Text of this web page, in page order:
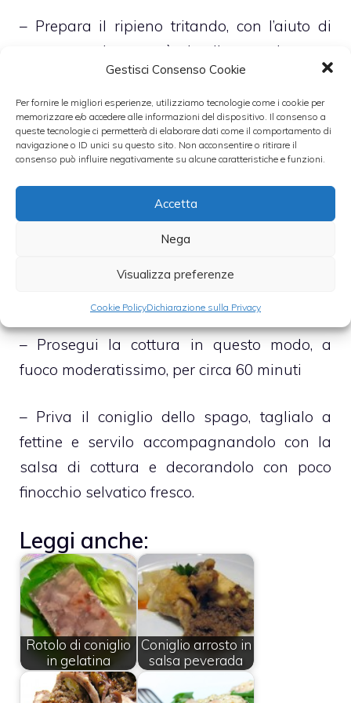
Gestisci Consenso Cookie
Per fornire le migliori esperienze, utilizziamo tecnologie come i cookie per
memorizzare e/o accedere alle informazioni del dispositivo. Il consenso a
queste tecnologie ci permetterà di elaborare dati come il comportamento di
navigazione o ID unici su questo sito. Non acconsentire o ritirare il
consenso può influire negativamente su alcune caratteristiche e funzioni.
Accetta
Nega
Visualizza preferenze
Cookie PolicyDichiarazione sulla Privacy
– Prepara il ripieno tritando, con l’aiuto di
una mezzaluna così che il tutto rimanga
granuloso e percepibile alla masticazione, la
pancetta, il fegato, lo spicchio d’aglio ed il
finocchio
abbondante spago alimentare
– Poni il coniglio sul fondo di una capiente
casseruola, bagnalo con abbondante olio
– Prosegui la cottura in questo modo, a
fuoco moderatissimo, per circa 60 minuti
– Priva il coniglio dello spago, taglialo a
fettine e servilo accompagnandolo con la
salsa di cottura e decorandolo con poco
finocchio selvatico fresco.
Leggi anche:
Rotolo di coniglio
in gelatina
Coniglio arrosto in
salsa peverada